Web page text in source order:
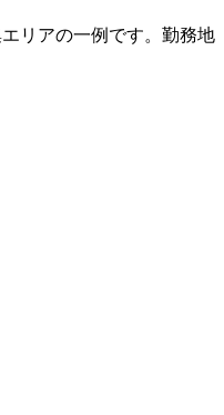
リアの一例です。勤務地